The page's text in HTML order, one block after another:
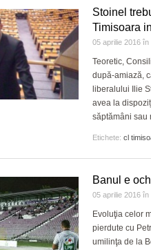
Stoinel
Timisoara
05 aprilie 2016 în
Teoretic,
după-amiază,
liberalului Ilie
avea la
săptămâni sau
Etichete: cl
Banul e
05 aprilie 2016 în
Evoluţia celor
pierdute cu
umilinţa de la